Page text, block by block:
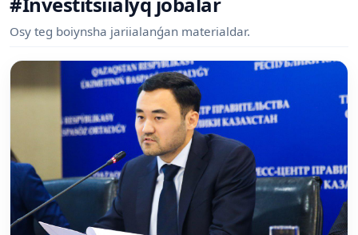
Osy teg boiynsha jariialanǵan materialdar.